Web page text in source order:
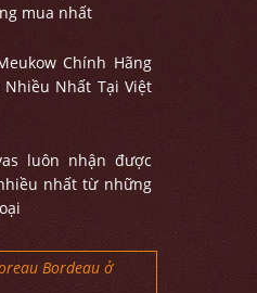
mua nhất
Chính Hãng
Nhất Tại Việt
luôn nhận được
nhất từ những
Bordeau ở